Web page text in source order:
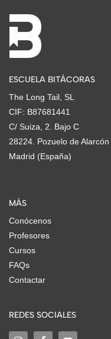
ESCUELA BITÁCORAS
The Long Tail, SL
CIF: B87681441
C/ Suiza, 2. Bajo C
28224. Pozuelo de Alarcón
Madrid (España)
MÁS
Conócenos
Profesores
Cursos
FAQs
Contactar
REDES SOCIALES